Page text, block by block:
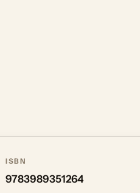
ISBN
9783989351264